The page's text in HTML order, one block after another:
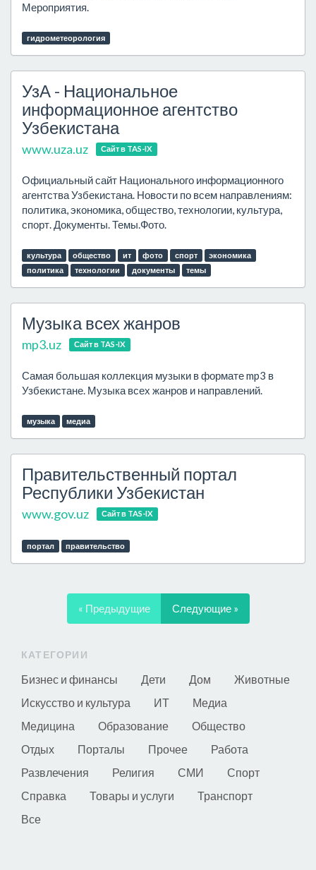
Мероприятия.
гидрометеорология
УзА - Национальное
информационное агентство
Узбекистана
www.uza.uz Сайт в TAS-IX
Официальный сайт Национального информационного
агентства Узбекистана. Новости по всем направлениям:
политика, экономика, общество, технологии, культура,
спорт. Документы. Темы.Фото.
культура общество ит фото спорт
экономика
политика
технологии документы темы
Музыка всех жанров
mp3.uz Сайт в TAS-IX
Самая большая коллекция музыки в формате mp3 в
Узбекистане. Музыка всех жанров и направлений.
музыка медиа
Правительственный портал
Республики Узбекистан
www.gov.uz Сайт в TAS-IX
портал правительство
« Предыдущие Следующие »
КАТЕГОРИИ
Бизнес и финансы Дети Дом
Животные
Искусство и культура
ИТ
Медиа
Медицина
Образование
Общество
Отдых
Порталы Прочее
Работа
Развлечения
Религия СМИ
Спорт
Справка
Товары и услуги
Транспорт
Все